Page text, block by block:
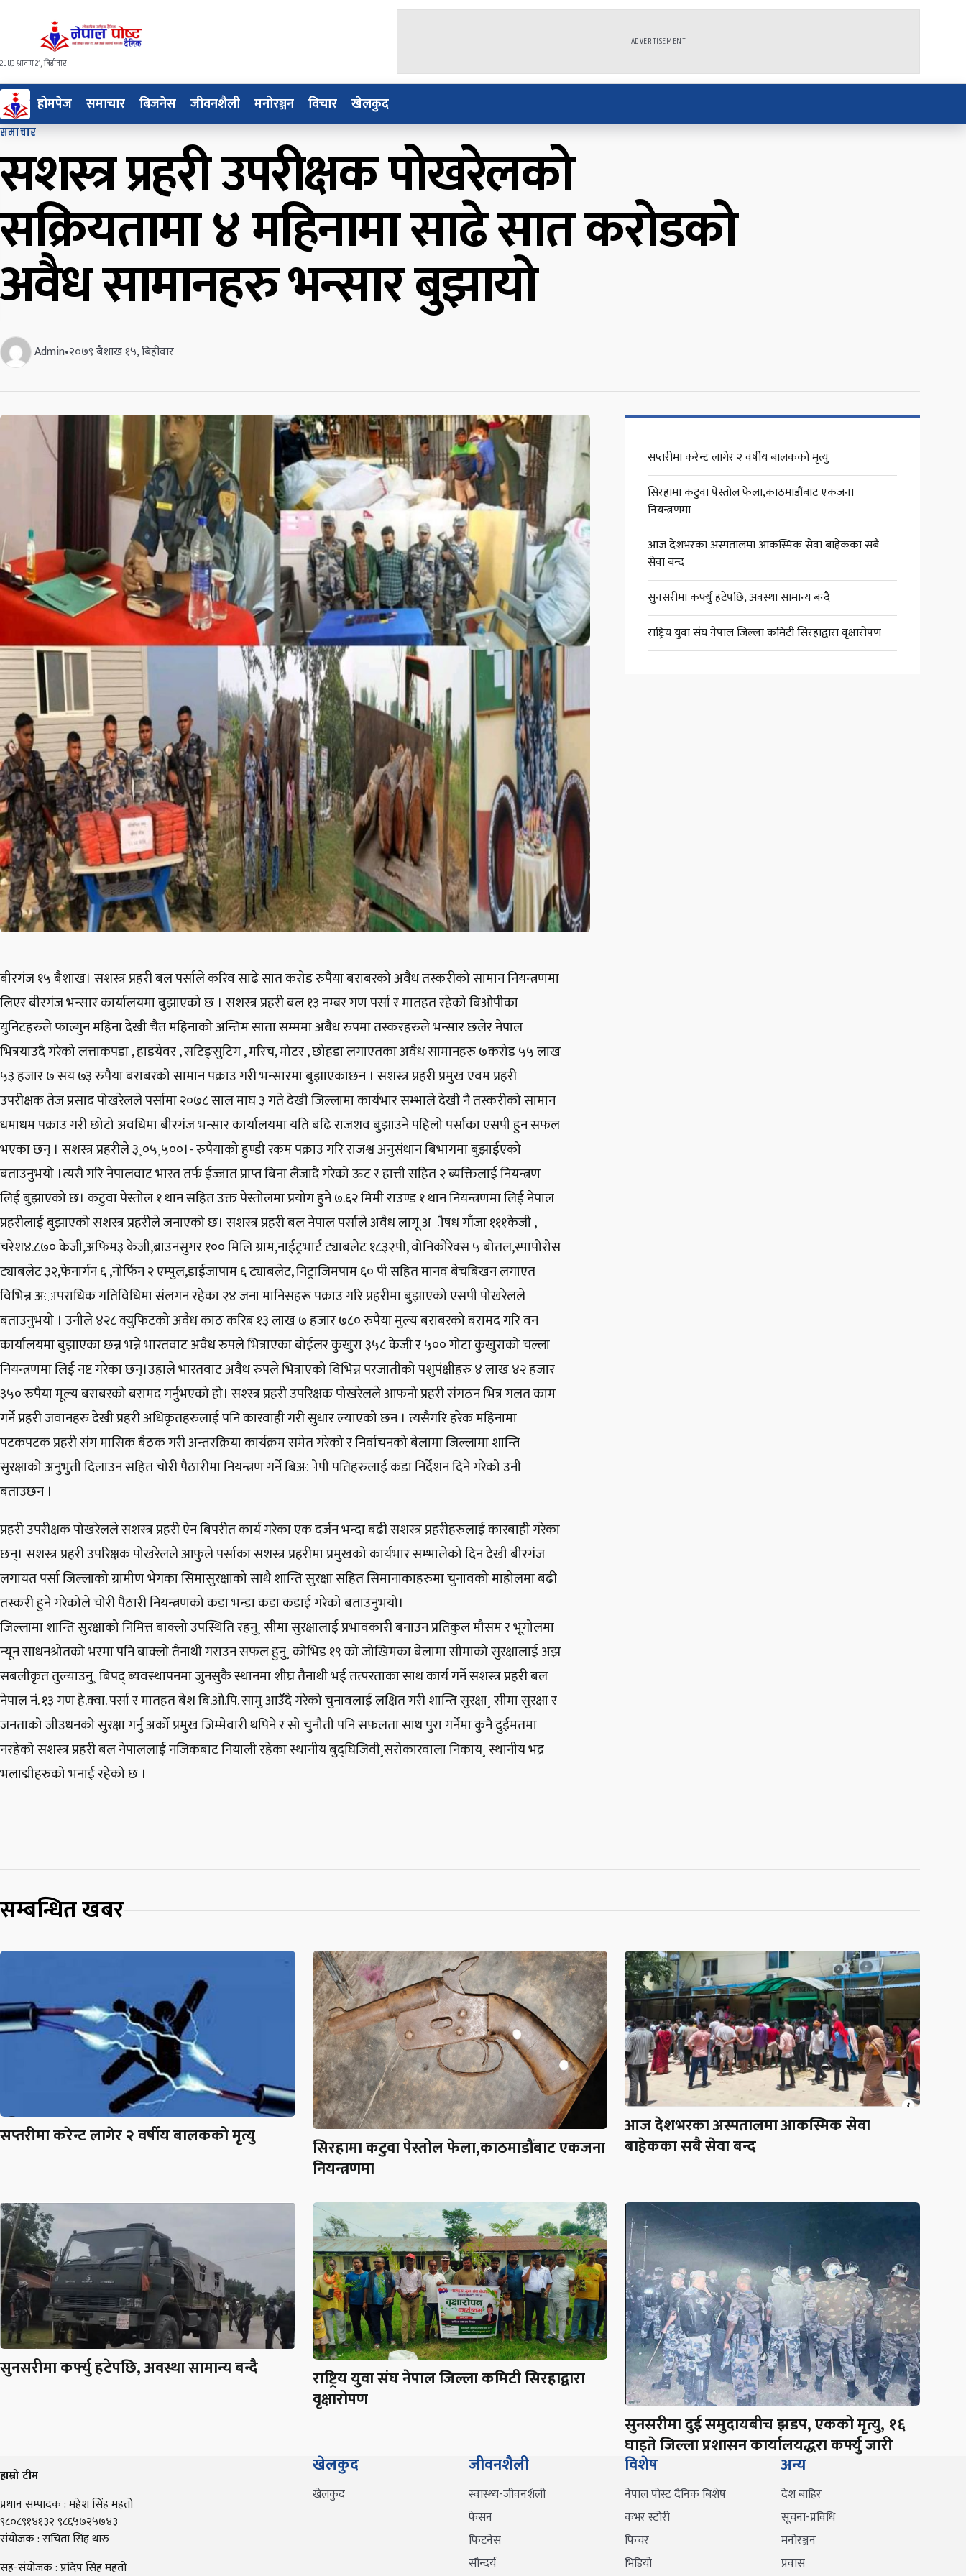
२०८३ श्रावण २१, बिहीवार
ADVERTISEMENT
होमपेज समाचार बिजनेस जीवनशैली मनोरञ्जन विचार खेलकुद
समाचार
सशस्त्र प्रहरी उपरीक्षक पोखरेलको
सक्रियतामा ४ महिनामा साढे सात करोडको
अवैध सामानहरु भन्सार बुझायो
Admin•२०७९ बैशाख १५, बिहीवार
बीरगंज १५ बैशाख। सशस्त्र प्रहरी बल पर्साले करिव साढे सात करोड रुपैया बराबरको अवैध तस्करीको सामान नियन्त्रणमा
लिएर बीरगंज भन्सार कार्यालयमा बुझाएको छ । सशस्त्र प्रहरी बल १३ नम्बर गण पर्सा र मातहत रहेको बिओपीका
युनिटहरुले फाल्गुन महिना देखी चैत महिनाको अन्तिम साता सम्ममा अबैध रुपमा तस्करहरुले भन्सार छलेर नेपाल
भित्रयाउदै गरेको लत्ताकपडा , हाडयेवर , सटिङ्सुटिग , मरिच, मोटर , छोहडा लगाएतका अवैध सामानहरु ७करोड ५५ लाख
५३ हजार ७ सय ७३ रुपैया बराबरको सामान पक्राउ गरी भन्सारमा बुझाएकाछन । सशस्त्र प्रहरी प्रमुख एवम प्रहरी
उपरीक्षक तेज प्रसाद पोखरेलले पर्सामा २०७८ साल माघ ३ गते देखी जिल्लामा कार्यभार सम्भाले देखी नै तस्करीको सामान
धमाधम पक्राउ गरी छोटो अवधिमा बीरगंज भन्सार कार्यालयमा यति बढि राजशव बुझाउने पहिलो पर्साका एसपी हुन सफल
भएका छन् । सशस्त्र प्रहरीले ३¸०५¸५००।- रुपैयाको हुण्डी रकम पक्राउ गरि राजश्व अनुसंधान बिभागमा बुझाईएको
बताउनुभयो ।त्यसै गरि नेपालवाट भारत तर्फ ईज्जात प्राप्त बिना लैजादै गरेको ऊट र हात्ती सहित २ ब्यक्तिलाई नियन्त्रण
लिई बुझाएको छ। कटुवा पेस्तोल १ थान सहित उक्त पेस्तोलमा प्रयोग हुने ७.६२ मिमी राउण्ड १ थान नियन्त्रणमा लिई नेपाल
प्रहरीलाई बुझाएको सशस्त्र प्रहरीले जनाएको छ। सशस्त्र प्रहरी बल नेपाल पर्साले अवैध लागू अौषध गाँजा १११केजी ,
चरेश४.८७० केजी,अफिम३ केजी,ब्राउनसुगर १०० मिलि ग्राम,नाईट्रभार्ट ट्याबलेट १८३२पी, वोनिकोरेक्स ५ बोतल,स्पापोरोस
ट्याबलेट ३२,फेनार्गन ६ ,नोर्फिन २ एम्पुल,डाईजापाम ६ ट्याबलेट, निट्राजिमपाम ६० पी सहित मानव बेचबिखन लगाएत
विभिन्न अापराधिक गतिविधिमा संलगन रहेका २४ जना मानिसहरू पक्राउ गरि प्रहरीमा बुझाएको एसपी पोखरेलले
बताउनुभयो । उनीले ४२८ क्युफिटको अवैध काठ करिब १३ लाख ७ हजार ७८० रुपैया मुल्य बराबरको बरामद गरि वन
कार्यालयमा बुझाएका छन्न भन्ने भारतवाट अवैध रुपले भित्राएका बोईलर कुखुरा ३५८ केजी र ५०० गोटा कुखुराको चल्ला
नियन्त्रणमा लिई नष्ट गरेका छन्।उहाले भारतवाट अवैध रुपले भित्राएको विभिन्न परजातीको पशुपंक्षीहरु ४ लाख ४२ हजार
३५० रुपैया मूल्य बराबरको बरामद गर्नुभएको हो। सश्स्त्र प्रहरी उपरिक्षक पोखरेलले आफनो प्रहरी संगठन भित्र गलत काम
गर्ने प्रहरी जवानहरु देखी प्रहरी अधिकृतहरुलाई पनि कारवाही गरी सुधार ल्याएको छन । त्यसैगरि हरेक महिनामा
पटकपटक प्रहरी संग मासिक बैठक गरी अन्तरक्रिया कार्यक्रम समेत गरेको र निर्वाचनको बेलामा जिल्लामा शान्ति
सुरक्षाको अनुभुती दिलाउन सहित चोरी पैठारीमा नियन्त्रण गर्ने बिअोपी पतिहरुलाई कडा निर्देशन दिने गरेको उनी
बताउछन ।
प्रहरी उपरीक्षक पोखरेलले सशस्त्र प्रहरी ऐन बिपरीत कार्य गरेका एक दर्जन भन्दा बढी सशस्त्र प्रहरीहरुलाई कारबाही गरेका
छन्। सशस्त्र प्रहरी उपरिक्षक पोखरेलले आफुले पर्साका सशस्त्र प्रहरीमा प्रमुखको कार्यभार सम्भालेको दिन देखी बीरगंज
लगायत पर्सा जिल्लाको ग्रामीण भेगका सिमासुरक्षाको साथै शान्ति सुरक्षा सहित सिमानाकाहरुमा चुनावको माहोलमा बढी
तस्करी हुने गरेकोले चोरी पैठारी नियन्त्रणको कडा भन्डा कडा कडाई गरेको बताउनुभयो।
जिल्लामा शान्ति सुरक्षाको निमित्त बाक्लो उपस्थिति रहनु¸ सीमा सुरक्षालाई प्रभावकारी बनाउन प्रतिकुल मौसम र भूगोलमा
न्यून साधनश्रोतको भरमा पनि बाक्लो तैनाथी गराउन सफल हुनु¸ कोभिड १९ को जोखिमका बेलामा सीमाको सुरक्षालाई अझ
सबलीकृत तुल्याउनु¸ बिपद् ब्यवस्थापनमा जुनसुकै स्थानमा शीघ्र तैनाथी भई तत्परताका साथ कार्य गर्ने सशस्त्र प्रहरी बल
नेपाल नं. १३ गण हे.क्वा. पर्सा र मातहत बेश बि.ओ.पि. सामु आउँदै गरेको चुनावलाई लक्षित गरी शान्ति सुरक्षा¸ सीमा सुरक्षा र
जनताको जीउधनको सुरक्षा गर्नु अर्को प्रमुख जिम्मेवारी थपिने र सो चुनौती पनि सफलता साथ पुरा गर्नेमा कुनै दुईमतमा
नरहेको सशस्त्र प्रहरी बल नेपाललाई नजिकबाट नियाली रहेका स्थानीय बुद्घिजिवी¸सरोकारवाला निकाय¸ स्थानीय भद्र
भलाद्मीहरुको भनाई रहेको छ ।
सप्तरीमा करेन्ट लागेर २ वर्षीय बालकको मृत्यु
सिरहामा कटुवा पेस्तोल फेला,काठमाडौंबाट एकजना
नियन्त्रणमा
आज देशभरका अस्पतालमा आकस्मिक सेवा बाहेकका सबै
सेवा बन्द
सुनसरीमा कर्फ्यु हटेपछि, अवस्था सामान्य बन्दै
राष्ट्रिय युवा संघ नेपाल जिल्ला कमिटी सिरहाद्वारा वृक्षारोपण
सम्बन्धित खबर
सप्तरीमा करेन्ट लागेर २ वर्षीय बालकको मृत्यु सिरहामा कटुवा पेस्तोल फेला,काठमाडौंबाट एकजना
नियन्त्रणमा
आज देशभरका अस्पतालमा आकस्मिक सेवा
बाहेकका सबै सेवा बन्द
सुनसरीमा कर्फ्यु हटेपछि, अवस्था सामान्य बन्दै राष्ट्रिय युवा संघ नेपाल जिल्ला कमिटी सिरहाद्वारा
वृक्षारोपण
सुनसरीमा दुई समुदायबीच झडप, एकको मृत्यु, १६
घाइते जिल्ला प्रशासन कार्यालयद्धरा कर्फ्यु जारी
हाम्रो टीम
प्रधान सम्पादक : महेश सिंह महतो
९८०८९१४१३२ ९८६५७२५७४३
संयोजक : सचिता सिंह थारु
सह-संयोजक : प्रदिप सिंह महतो
खेलकुद
खेलकुद
जीवनशैली
स्वास्थ्य-जीवनशैली
फेसन
फिटनेस
सौन्दर्य
विशेष
नेपाल पोस्ट दैनिक बिशेष
कभर स्टोरी
फिचर
भिडियो
अन्य
देश बाहिर
सूचना-प्रविधि
मनोरञ्जन
प्रवास